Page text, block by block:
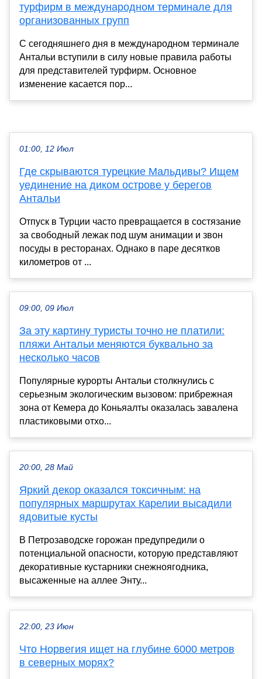
турфирм в международном терминале для
организованных групп
С сегодняшнего дня в международном терминале
Антальи вступили в силу новые правила работы
для представителей турфирм. Основное
изменение касается пор...
01:00, 12 Июл
Где скрываются турецкие Мальдивы? Ищем
уединение на диком острове у берегов
Антальи
Отпуск в Турции часто превращается в состязание
за свободный лежак под шум анимации и звон
посуды в ресторанах. Однако в паре десятков
километров от ...
09:00, 09 Июл
За эту картину туристы точно не платили:
пляжи Антальи меняются буквально за
несколько часов
Популярные курорты Антальи столкнулись с
серьезным экологическим вызовом: прибрежная
зона от Кемера до Коньяалты оказалась завалена
пластиковыми отхо...
20:00, 28 Май
Яркий декор оказался токсичным: на
популярных маршрутах Карелии высадили
ядовитые кусты
В Петрозаводске горожан предупредили о
потенциальной опасности, которую представляют
декоративные кустарники снежноягодника,
высаженные на аллее Энту...
22:00, 23 Июн
Что Норвегия ищет на глубине 6000 метров
в северных морях?